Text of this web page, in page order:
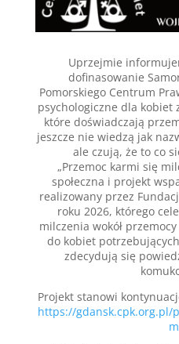
Uprzejmie
dofinasowanie
Pomorskiego Centrum
psychologiczne dla kobiet
które doświadczają
jeszcze nie wiedzą jak
ale czują, że to co
„Przemoc karmi się
społeczna i projekt
realizowany przez
roku 2026, którego
milczenia wokół
do kobiet
zdecydują się
Projekt stanowi
https://gdansk.cpk.org.pl/